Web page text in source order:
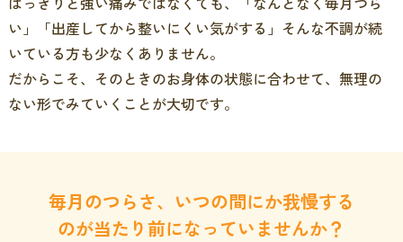
い」「出産してから整いにくい気がする」そんな不調が続
いている方も少なくありません。
だからこそ、そのときのお身体の状態に合わせて、無理の
ない形でみていくことが大切です。
毎月のつらさ、いつの間にか我慢する
のが当たり前になっていませんか？